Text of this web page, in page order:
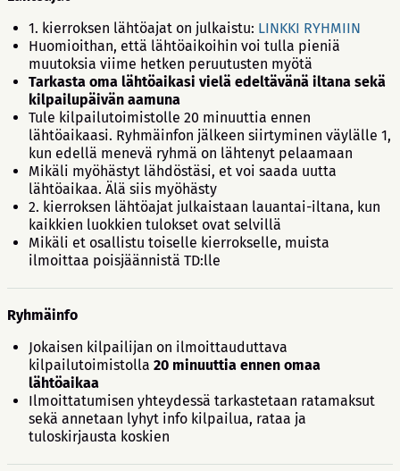
1. kierroksen lähtöajat on julkaistu: LINKKI RYHMIIN
Huomioithan, että lähtöaikoihin voi tulla pieniä
muutoksia viime hetken peruutusten myötä
Tarkasta oma lähtöaikasi vielä edeltävänä iltana sekä
kilpailupäivän aamuna
Tule kilpailutoimistolle 20 minuuttia ennen
lähtöaikaasi. Ryhmäinfon jälkeen siirtyminen väylälle 1,
kun edellä menevä ryhmä on lähtenyt pelaamaan
Mikäli myöhästyt lähdöstäsi, et voi saada uutta
lähtöaikaa. Älä siis myöhästy
2. kierroksen lähtöajat julkaistaan lauantai-iltana, kun
kaikkien luokkien tulokset ovat selvillä
Mikäli et osallistu toiselle kierrokselle, muista
ilmoittaa poisjäännistä TD:lle
Ryhmäinfo
Jokaisen kilpailijan on ilmoittauduttava
kilpailutoimistolla 20 minuuttia ennen omaa
lähtöaikaa
Ilmoittatumisen yhteydessä tarkastetaan ratamaksut
sekä annetaan lyhyt info kilpailua, rataa ja
tuloskirjausta koskien